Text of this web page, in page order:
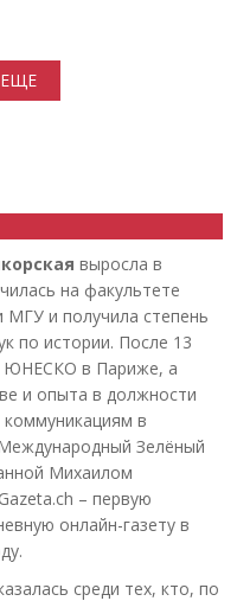
выросла в
на факультете
МГУ и получила степень
по истории. После 13
ЮНЕСКО в Париже, а
и опыта в должности
коммуникациям в
Зелёный
Михаилом
– первую
онлайн-газету в
среди тех, кто, по